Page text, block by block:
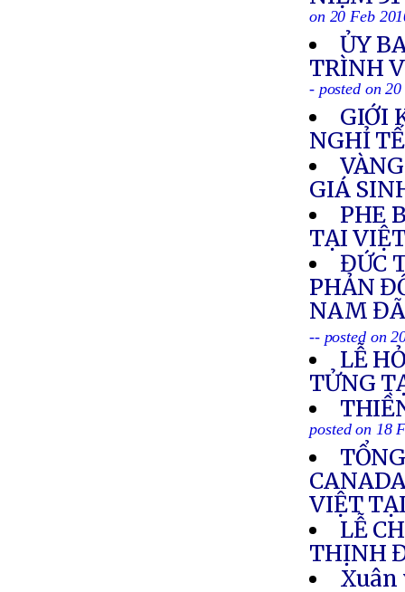
on 20 Feb
ỦY
TRÌNH
- posted on
GIỚI
NGHỈ
GIÁ
PHE
TẠI
ĐỨC
PHẢN
NAM ĐÃ
-- posted on
LỄ
TỬNG
posted on 18
VIỆT
LỄ
THỊNH
Xuân